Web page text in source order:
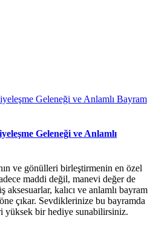
Geleneği ve Anlamlı
ve gönülleri birleştirmenin en özel
maddi değil, manevi değer de
aksesuarlar, kalıcı ve anlamlı bayram
çıkar. Sevdiklerinize bu bayramda
yüksek bir hediye sunabilirsiniz.